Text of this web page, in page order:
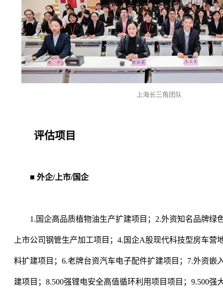
上海长三角团队
评估项目
■ 外企/上市/国企
1.国企高品质植物油生产扩建项目；2.外资知名品牌绿
上市公司钢管生产加工项目；4.国企A股现代科技型房车营
料扩建项目；6.老牌台资汽车电子配件扩建项目；7.外资嵌
建项目；8.500强锂电安全高值循环利用项目项目；9.500强